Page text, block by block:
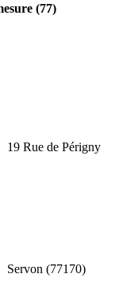
(77)
19 Rue de Périgny
Servon (77170)